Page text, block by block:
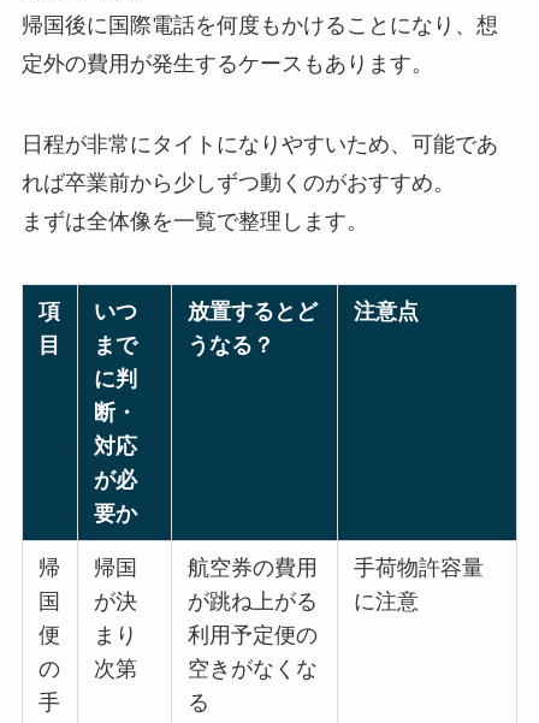
帰国後に国際電話を何度もかけることになり、想
定外の費用が発生するケースもあります。
日程が非常にタイトになりやすいため、可能であ
れば卒業前から少しずつ動くのがおすすめ。
まずは全体像を一覧で整理します。
項
目
いつ
まで
に判
断・
対応
が必
要か
放置するとど
うなる？
注意点
帰
国
便
の
手
帰国
が決
まり
次第
航空券の費用
が跳ね上がる
利用予定便の
空きがなくな
る
手荷物許容量
に注意